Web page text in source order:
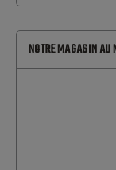
NOTRE MAGASIN AU